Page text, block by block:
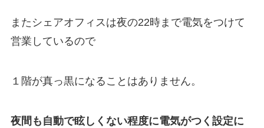
またシェアオフィスは夜の22時まで電気をつけて
営業しているので
１階が真っ黒になることはありません。
夜間も自動で眩しくない程度に電気がつく設定に